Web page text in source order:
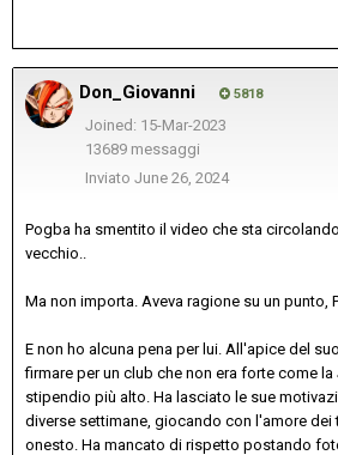
Don_Giovanni 5818
Joined: 15-Mar-2023
13689 messaggi
Inviato June 26, 2024
Pogba ha smentito il video che sta
vecchio..
Ma non importa. Aveva ragione su un punto,
E non ho alcuna pena per lui. All'apice del
firmare per un club che non era forte come
stipendio più alto. Ha lasciato le sue
diverse settimane, giocando con l'amore
onesto. Ha mancato di rispetto postando